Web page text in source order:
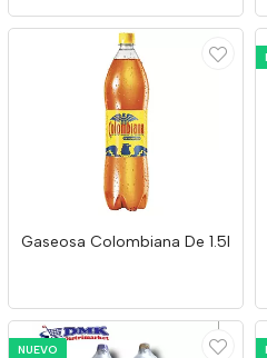
Gaseosa Colombiana De 1.5l
NUEVO